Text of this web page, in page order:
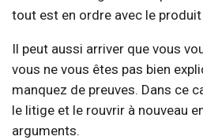
tout est en ordre avec le produit
Il peut aussi arriver que vous
vous ne vous êtes pas bien
manquez de preuves. Dans ce
le litige et le rouvrir à nouveau
arguments.